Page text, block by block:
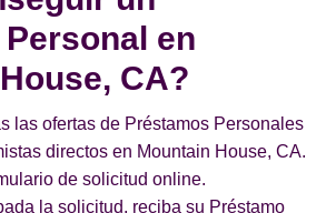
en
CA?
las ofertas de Préstamos Personales
directos en Mountain House, CA.
de solicitud online.
la solicitud, reciba su Préstamo